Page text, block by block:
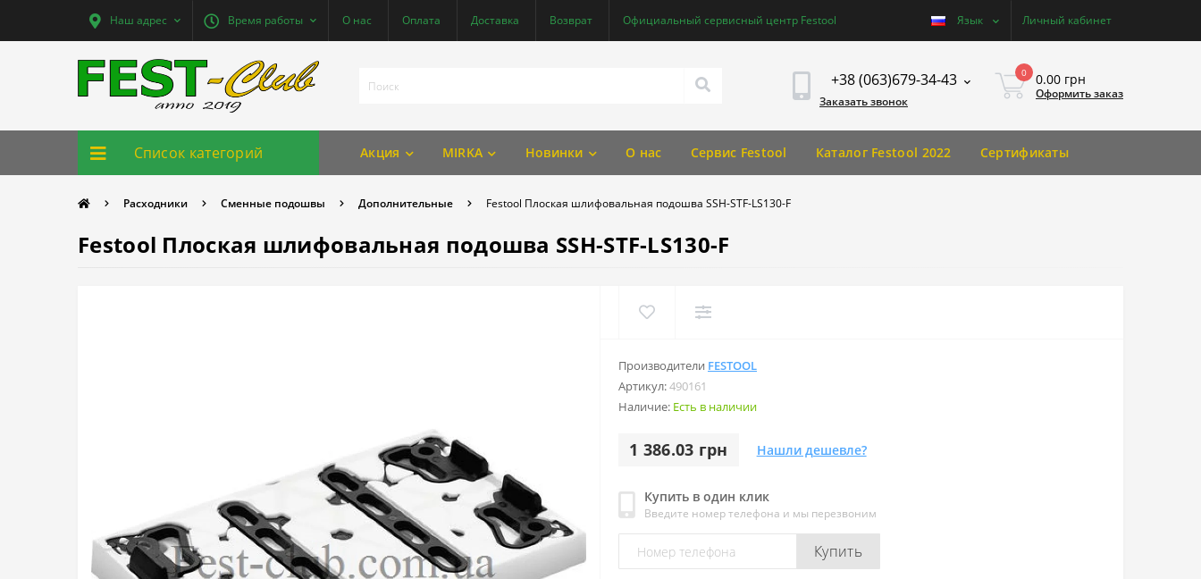
Наш адрес Время работы О нас Оплата Доставка Возврат Официальный сервисный центр Festool Язык Личный кабинет
+38 (063)679-34-43
Заказать звонок
0 0.00 грн
Оформить заказ
Список категорий Акция MIRKA Новинки О нас Сервис Festool Каталог Festool 2022 Сертификаты
Расходники Сменные подошвы Дополнительные Festool Плоская шлифовальная подошва SSH-STF-LS130-F
Festool Плоская шлифовальная подошва SSH-STF-LS130-F
Производители FESTOOL
Артикул:490161
Наличие: Есть в наличии
1 386.03 грн Нашли дешевле?
Купить в один клик
Введите номер телефона и мы перезвоним
Купить